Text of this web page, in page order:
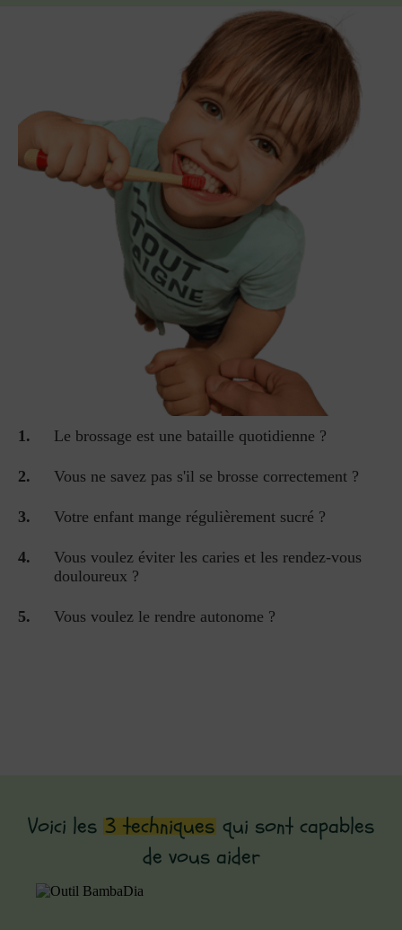
Le brossage est une bataille quotidienne ?
Vous ne savez pas s'il se brosse correctement ?
Votre enfant mange régulièrement sucré ?
Vous voulez éviter les caries et les rendez-vous
douloureux ?
Vous voulez le rendre autonome ?
Voici les 3 techniques qui sont capables
de vous aider